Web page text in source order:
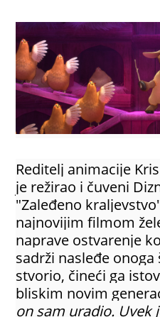
Reditelj animacije
je režirao i čuveni
"Zaleđeno
najnovijim filmom
naprave ostvarenje
sadrži nasleđe
stvorio, čineći ga
bliskim novim
on sam uradio. Uvek